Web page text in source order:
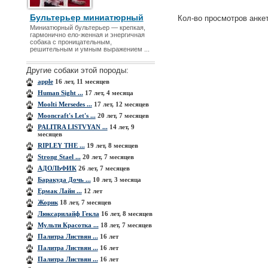
Бультерьер миниатюрный
Миниатюрный бультерьер — крепкая,
гармонично ело-женная и энергичная
собака с проницательным,
решительным и умным выражением ...
Другие собаки этой породы:
apple16 лет, 11 месяцев
Human Sight ...17 лет, 4 месяца
Moolti Mersedes ...17 лет, 12 месяцев
Mooncraft's Let's ...20 лет, 7 месяцев
PALITRA LISTVYAN ...14 лет, 9
месяцев
RIPLEY THE ...19 лет, 8 месяцев
Strong Stael ...20 лет, 7 месяцев
АДОЛЬФИК26 лет, 7 месяцев
Баракуда Дочь ...10 лет, 3 месяца
Ермак Лайн ...12 лет
Жорик18 лет, 7 месяцев
Люксарилайф Гекла 16 лет, 8 месяцев
Мульти Красотка ...18 лет, 7 месяцев
Палитра Листвян ...16 лет
Палитра Листвян ...16 лет
Палитра Листвян ...16 лет
Кол-во просмотров